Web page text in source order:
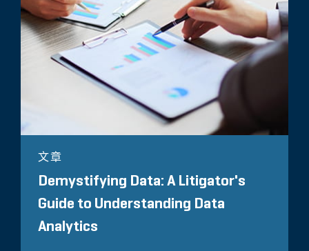
文章
Demystifying Data: A Litigator's
Guide to Understanding Data
Analytics